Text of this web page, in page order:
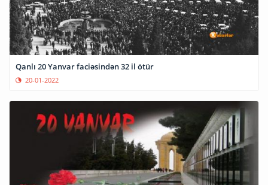
Qanlı 20 Yanvar faciəsindən 32 il ötür
20-01-2022